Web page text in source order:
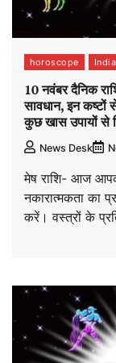
horoscope India
10 नवंबर दैनिक
सावधान, इन कष्टों
कुछ खास उपायों से
News Desk
मेष राशि- आज
नकारात्मकता का
करें। वस्त्रों के